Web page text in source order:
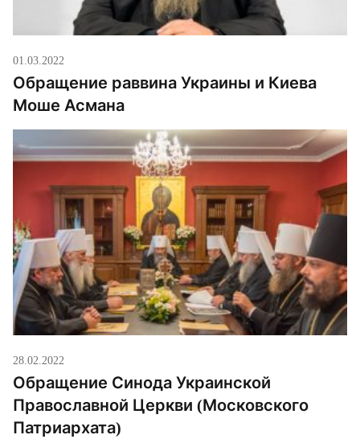
01.03.2022
Обращение раввина Украины и Киева
Моше Асмана
28.02.2022
Обращение Синода Украинской
Православной Церкви (Московского
Патриархата)